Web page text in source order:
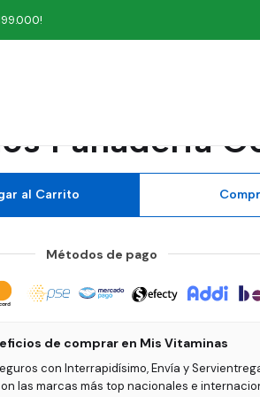
Tajado sin
Panaderia
al Carrito
Métodos de pago
de comprar en Mis Vitaminas
con Interrapidísimo, Envía y
las marcas más top nacionales e